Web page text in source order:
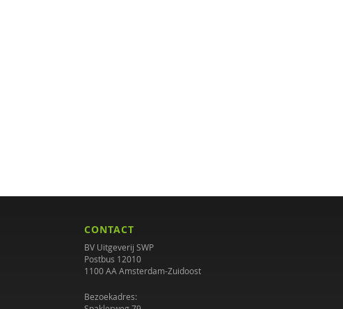
CONTACT
BV Uitgeverij SWP
Postbus 12010
1100 AA Amsterdam-Zuidoost
Bezoekadres: